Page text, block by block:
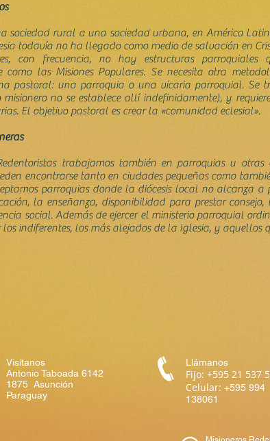
sociedad rural a una sociedad urbana, en América
todavía no ha llegado como medio de salvación en
con frecuencia, no hay estructuras
como las Misiones Populares. Se necesita otra
pastoral: una parroquia o una vicaria parroquial. Se
misionero no se establece allí indefinidamente), y
El objetivo pastoral es crear la «comunidad eclesial».
trabajamos también en parroquias u
encontrarse tanto en ciudades pequeñas como
parroquias donde la diócesis local no alcanza
la enseñanza, disponibilidad para prestar
social. Además de ejercer el ministerio parroquial
indiferentes, los más alejados de la Iglesia, y aquellos
Visítanos
Antonio Taboada 6142
1875 Asunción
Paraguay
Llámanos
Fijo: +595 21 537
Celular: +595 994
138061